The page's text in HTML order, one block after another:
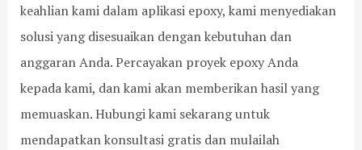
keahlian kami dalam aplikasi epoxy, kami menyediakan
solusi yang disesuaikan dengan kebutuhan dan
anggaran Anda. Percayakan proyek epoxy Anda
kepada kami, dan kami akan memberikan hasil yang
memuaskan. Hubungi kami sekarang untuk
mendapatkan konsultasi gratis dan mulailah